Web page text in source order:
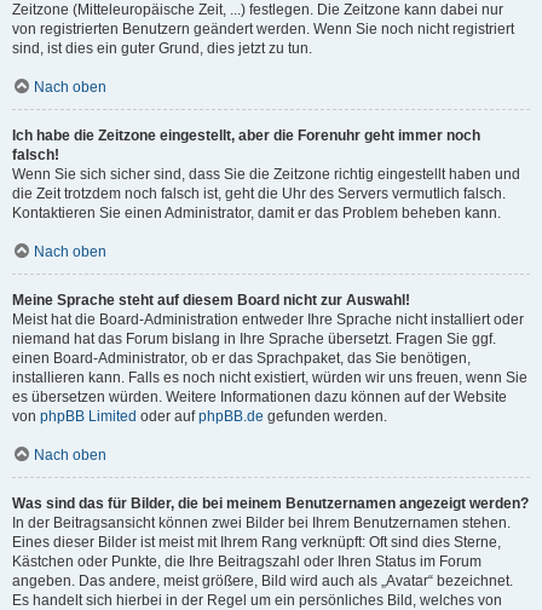
Zeitzone (Mitteleuropäische Zeit, ...) festlegen. Die Zeitzone kann dabei nur
von registrierten Benutzern geändert werden. Wenn Sie noch nicht registriert
sind, ist dies ein guter Grund, dies jetzt zu tun.
Nach oben
Ich habe die Zeitzone eingestellt, aber die Forenuhr geht immer noch
falsch!
Wenn Sie sich sicher sind, dass Sie die Zeitzone richtig eingestellt haben und
die Zeit trotzdem noch falsch ist, geht die Uhr des Servers vermutlich falsch.
Kontaktieren Sie einen Administrator, damit er das Problem beheben kann.
Nach oben
Meine Sprache steht auf diesem Board nicht zur Auswahl!
Meist hat die Board-Administration entweder Ihre Sprache nicht installiert oder
niemand hat das Forum bislang in Ihre Sprache übersetzt. Fragen Sie ggf.
einen Board-Administrator, ob er das Sprachpaket, das Sie benötigen,
installieren kann. Falls es noch nicht existiert, würden wir uns freuen, wenn Sie
es übersetzen würden. Weitere Informationen dazu können auf der Website
von phpBB Limited oder aufphpBB.de gefunden werden.
Nach oben
Was sind das für Bilder, die bei meinem Benutzernamen angezeigt werden?
In der Beitragsansicht können zwei Bilder bei Ihrem Benutzernamen stehen.
Eines dieser Bilder ist meist mit Ihrem Rang verknüpft: Oft sind dies Sterne,
Kästchen oder Punkte, die Ihre Beitragszahl oder Ihren Status im Forum
angeben. Das andere, meist größere, Bild wird auch als „Avatar“ bezeichnet.
Es handelt sich hierbei in der Regel um ein persönliches Bild, welches von